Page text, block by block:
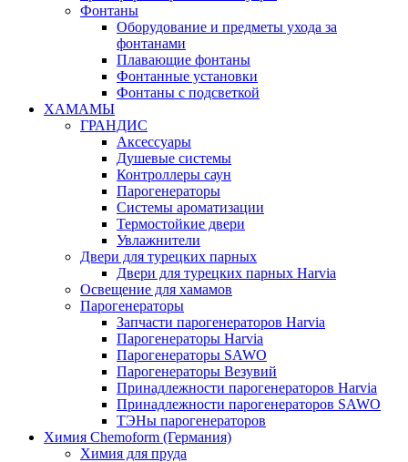
Фонтаны
Оборудование и предметы ухода за
фонтанами
Плавающие фонтаны
Фонтанные установки
Фонтаны с подсветкой
ХАМАМЫ
ГРАНДИС
Аксессуары
Душевые системы
Контроллеры саун
Парогенераторы
Системы ароматизации
Термостойкие двери
Увлажнители
Двери для турецких парных
Двери для турецких парных Harvia
Освещение для хамамов
Парогенераторы
Запчасти парогенераторов Harvia
Парогенераторы Harvia
Парогенераторы SAWO
Парогенераторы Везувий
Принадлежности парогенераторов Harvia
Принадлежности парогенераторов SAWO
ТЭНы парогенераторов
Химия Chemoform (Германия)
Химия для пруда